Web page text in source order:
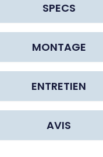
SPECS
MONTAGE
ENTRETIEN
AVIS